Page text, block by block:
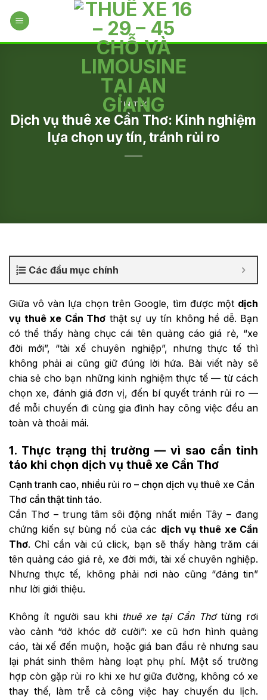
TIN TỨC
Dịch vụ thuê xe Cần Thơ: Kinh nghiệm
lựa chọn uy tín, tránh rủi ro
Các đầu mục chính
Giữa vô vàn lựa chọn trên Google, tìm được một dịch
vụ thuê xe Cần Thơ thật sự uy tín không hề dễ. Bạn
có thể thấy hàng chục cái tên quảng cáo giá rẻ, “xe
đời mới”, “tài xế chuyên nghiệp”, nhưng thực tế thì
không phải ai cũng giữ đúng lời hứa. Bài viết này sẽ
chia sẻ cho bạn những kinh nghiệm thực tế — từ cách
chọn xe, đánh giá đơn vị, đến bí quyết tránh rủi ro —
để mỗi chuyến đi cùng gia đình hay công việc đều an
toàn và thoải mái.
1. Thực trạng thị trường — vì sao cần tỉnh
táo khi chọn dịch vụ thuê xe Cần Thơ
Cạnh tranh cao, nhiều rủi ro – chọn dịch vụ thuê xe Cần
Thơ cần thật tỉnh táo.
Cần Thơ – trung tâm sôi động nhất miền Tây – đang
chứng kiến sự bùng nổ của các dịch vụ thuê xe Cần
Thơ. Chỉ cần vài cú click, bạn sẽ thấy hàng trăm cái
tên quảng cáo giá rẻ, xe đời mới, tài xế chuyên nghiệp.
Nhưng thực tế, không phải nơi nào cũng “đáng tin”
như lời giới thiệu.
Không ít người sau khi thuê xe tại Cần Thơtừng rơi
vào cảnh “dở khóc dở cười”: xe cũ hơn hình quảng
cáo, tài xế đến muộn, hoặc giá ban đầu rẻ nhưng sau
lại phát sinh thêm hàng loạt phụ phí. Một số trường
hợp còn gặp rủi ro khi xe hư giữa đường, không có xe
thay thế, làm trễ cả công việc hay chuyến du lịch.